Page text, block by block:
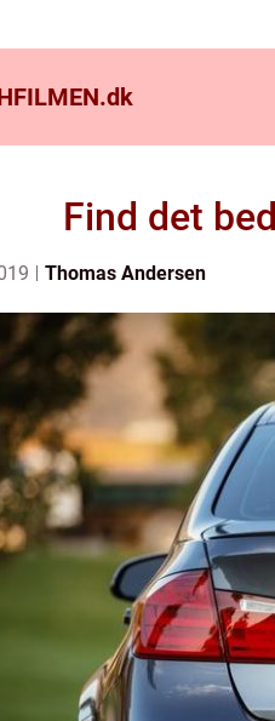
dk
Find det
Thomas Andersen